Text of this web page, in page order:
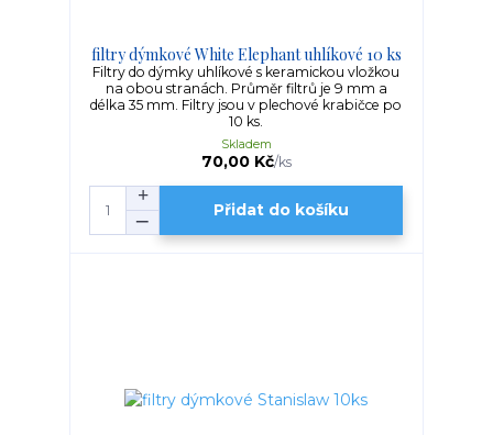
filtry dýmkové White Elephant uhlíkové 10 ks
Filtry do dýmky uhlíkové s keramickou vložkou
na obou stranách. Průměr filtrů je 9 mm a
délka 35 mm. Filtry jsou v plechové krabičce po
10 ks.
70,00 Kč/ks
Skladem
Přidat do košíku